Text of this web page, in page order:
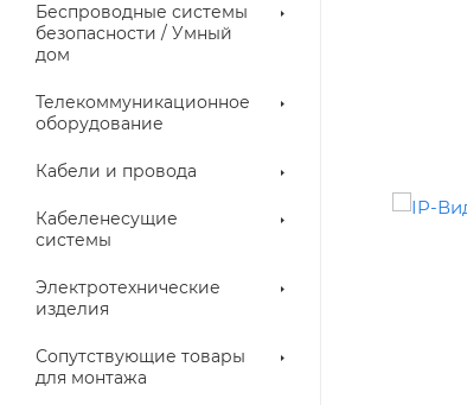
Беспроводные системы
безопасности / Умный
дом
Телекоммуникационное
оборудование
Кабели и провода
Кабеленесущие
системы
Электротехнические
изделия
Сопутствующие товары
для монтажа